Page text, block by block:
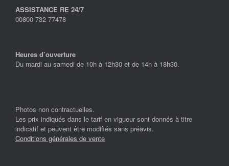
ASSISTANCE RE 24/7
00800 732 77478
Heures d’ouverture
Du mardi au samedi de 10h à 12h30 et de 14h à 18h30.
Photos non contractuelles.
Les prix indiqués dans le tarif en vigueur sont donnés à titre
indicatif et peuvent être modifiés sans préavis.
Conditions générales de vente